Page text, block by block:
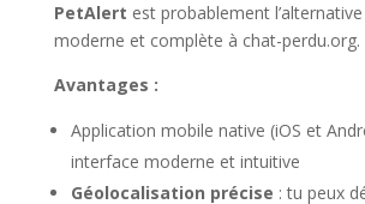
PetAlert est probablement
moderne et complète à chat-perdu.org.
Avantages :
Application mobile native (iOS et
interface moderne et intuitive
Géolocalisation précise : tu peux